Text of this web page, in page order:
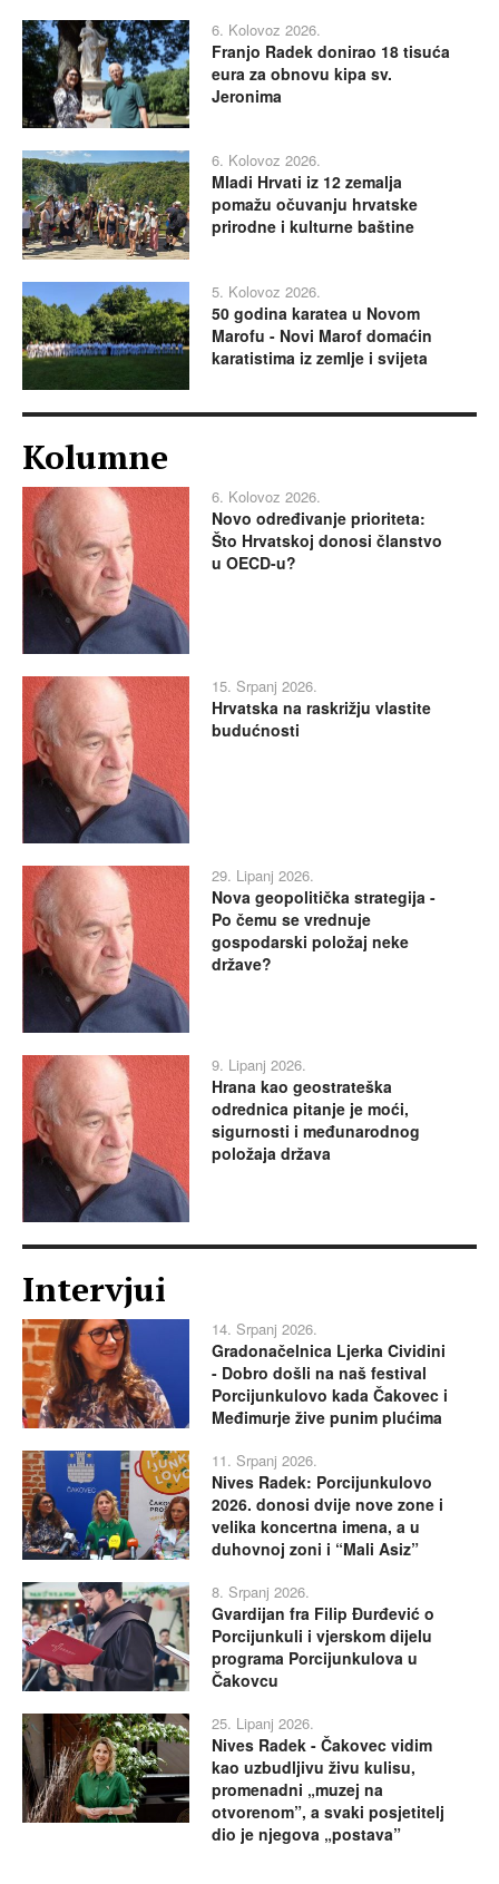
6. Kolovoz 2026.
Franjo Radek donirao 18 tisuća
eura za obnovu kipa sv.
Jeronima
6. Kolovoz 2026.
Mladi Hrvati iz 12 zemalja
pomažu očuvanju hrvatske
prirodne i kulturne baštine
5. Kolovoz 2026.
50 godina karatea u Novom
Marofu - Novi Marof domaćin
karatistima iz zemlje i svijeta
Kolumne
6. Kolovoz 2026.
Novo određivanje prioriteta:
Što Hrvatskoj donosi članstvo
u OECD-u?
15. Srpanj 2026.
Hrvatska na raskrižju vlastite
budućnosti
29. Lipanj 2026.
Nova geopolitička strategija -
Po čemu se vrednuje
gospodarski položaj neke
države?
9. Lipanj 2026.
Hrana kao geostrateška
odrednica pitanje je moći,
sigurnosti i međunarodnog
položaja država
Intervjui
14. Srpanj 2026.
Gradonačelnica Ljerka Cividini
- Dobro došli na naš festival
Porcijunkulovo kada Čakovec i
Međimurje žive punim plućima
11. Srpanj 2026.
Nives Radek: Porcijunkulovo
2026. donosi dvije nove zone i
velika koncertna imena, a u
duhovnoj zoni i “Mali Asiz”
8. Srpanj 2026.
Gvardijan fra Filip Đurđević o
Porcijunkuli i vjerskom dijelu
programa Porcijunkulova u
Čakovcu
25. Lipanj 2026.
Nives Radek - Čakovec vidim
kao uzbudljivu živu kulisu,
promenadni „muzej na
otvorenom”, a svaki posjetitelj
dio je njegova „postava”